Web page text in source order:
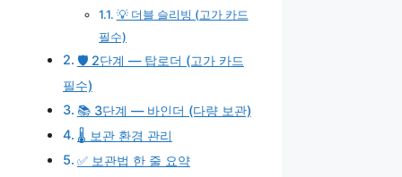
💡 더블 슬리빙 (고가 카드
필수)
🛡️ 2단계 — 탑로더 (고가 카드
필수)
📚 3단계 — 바인더 (다량 보관)
🌡️ 보관 환경 관리
✅ 보관법 한 줄 요약